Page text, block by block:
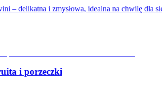
– delikatna i zmysłowa, idealna na chwilę dla
i porzeczki